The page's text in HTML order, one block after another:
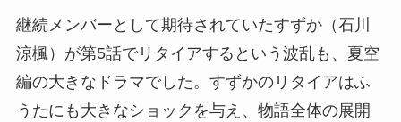
継続メンバーとして期待されていたすずか（石川
涼楓）が第5話でリタイアするという波乱も、夏空
編の大きなドラマでした。すずかのリタイアはふ
うたにも大きなショックを与え、物語全体の展開